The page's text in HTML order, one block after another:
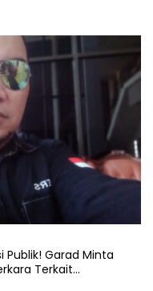
Garad Minta
Terkait